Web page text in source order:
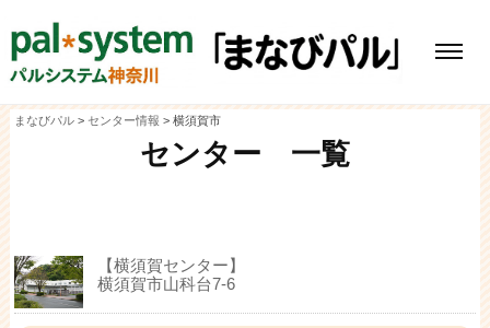
ン
ン
ツ
へ
メ
まなびパル > センター情報 >横須賀市
センター 一覧
【横須賀センター】
横須賀市山科台7-6